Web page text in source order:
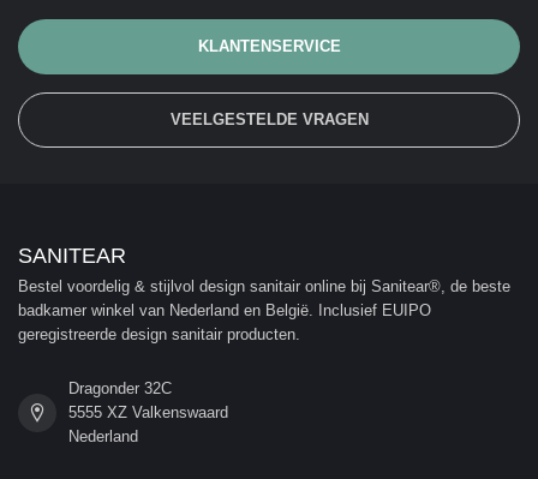
KLANTENSERVICE
VEELGESTELDE VRAGEN
SANITEAR
Bestel voordelig & stijlvol design sanitair online bij Sanitear®, de beste
badkamer winkel van Nederland en België. Inclusief EUIPO
geregistreerde design sanitair producten.
Dragonder 32C
5555 XZ Valkenswaard
Nederland